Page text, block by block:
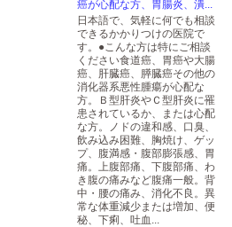
癌が心配な方、胃腸炎、潰...
日本語で、気軽に何でも相談
できるかかりつけの医院で
す。●こんな方は特にご相談
ください食道癌、胃癌や大腸
癌、肝臓癌、膵臓癌その他の
消化器系悪性腫瘍が心配な
方。Ｂ型肝炎やＣ型肝炎に罹
患されているか、または心配
な方。ノドの違和感、口臭、
飲み込み困難、胸焼け、ゲッ
プ、腹満感・腹部膨張感、胃
痛。上腹部痛、下腹部痛、わ
き腹の痛みなど腹痛一般。背
中・腰の痛み、消化不良。異
常な体重減少または増加、便
秘、下痢、吐血...